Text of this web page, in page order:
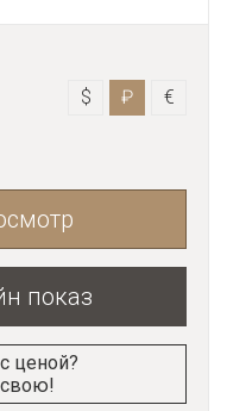
$ ₽ €
показ
ценой?